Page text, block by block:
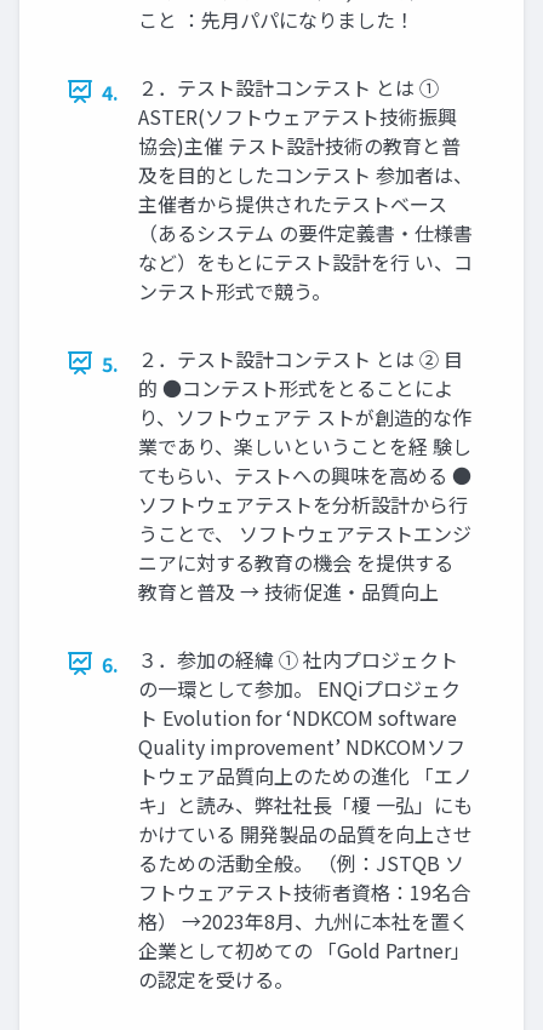
こと ：先月パパになりました！
4.
２．テスト設計コンテスト とは ①
ASTER(ソフトウェアテスト技術振興
協会)主催 テスト設計技術の教育と普
及を目的としたコンテスト 参加者は、
主催者から提供されたテストベース
（あるシステム の要件定義書・仕様書
など）をもとにテスト設計を行 い、コ
ンテスト形式で競う。
5.
２．テスト設計コンテスト とは ② 目
的 ●コンテスト形式をとることによ
り、ソフトウェアテ ストが創造的な作
業であり、楽しいということを経 験し
てもらい、テストへの興味を高める ●
ソフトウェアテストを分析設計から行
うことで、 ソフトウェアテストエンジ
ニアに対する教育の機会 を提供する
教育と普及 → 技術促進・品質向上
6.
３．参加の経緯 ① 社内プロジェクト
の一環として参加。 ENQiプロジェク
ト Evolution for ‘NDKCOM software
Quality improvement’ NDKCOMソフ
トウェア品質向上のための進化 「エノ
キ」と読み、弊社社長「榎 一弘」にも
かけている 開発製品の品質を向上させ
るための活動全般。 （例：JSTQB ソ
フトウェアテスト技術者資格：19名合
格） →2023年8月、九州に本社を置く
企業として初めての 「Gold Partner」
の認定を受ける。